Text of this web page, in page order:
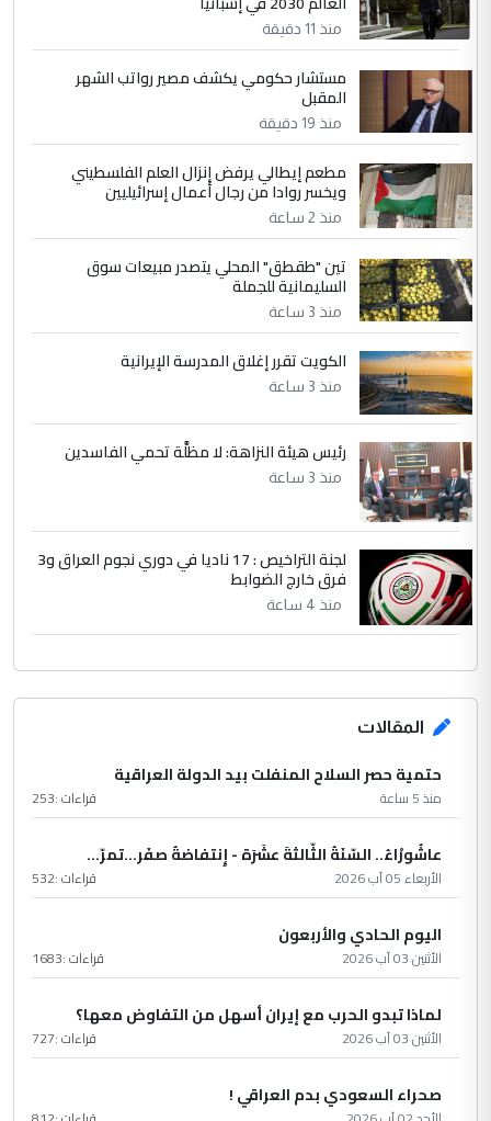
التعليق : واحد من عصابة علي ماما يسقط
جنسية الرافد الثالث للعراق ومن اصول عريقة
ابا فرات ...
الموضوع :
الجواهري يرد على صدام حسين سل
مضجعيك يابن الزنا (نص كامل)
5 حيدر عاشور
التعليق : تحياتي لك استاذ حامدتركان. كلام
دقيق ومسؤول؛ فالاستثمار الحقيقي للإنسان
وثروات البلد يعتمد على الكفاءة ...
الموضوع :
بين الإهمال واغتصاب الأرض.. بلاد
الرافدين تعاني الجفاف والتصحر!!
منذ 11 دقيقة
مستشار حكومي يكشف مصير رواتب الشهر
المقبل
منذ 19 دقيقة
مطعم إيطالي يرفض إنزال العلم الفلسطيني
ويخسر روادا من رجال أعمال إسرائيليين
منذ 2 ساعة
تين "طقطق" المحلي يتصدر مبيعات سوق
السليمانية للجملة
منذ 3 ساعة
الكويت تقرر إغلاق المدرسة الإيرانية
منذ 3 ساعة
رئيس هيئة النزاهة: لا مظلَّة تحمي الفاسدين
منذ 3 ساعة
لجنة التراخيص : 17 ناديا في دوري نجوم العراق و3
فرق خارج الضوابط
منذ 4 ساعة
المقالات
حتمية حصر السلاح المنفلت بيد الدولة العراقية
منذ 5 ساعة قراءات :253
عاشُورْاءُ.. السّنَةُ الثّالثةَ عشَرَة - إِنتفاضةُ صفَر…تمرّ...
الأربعاء 05 آب 2026 قراءات :532
اليوم الحادي والأربعون
الأثنين 03 آب 2026 قراءات :1683
لماذا تبدو الحرب مع إيران أسهل من التفاوض معها؟
الأثنين 03 آب 2026 قراءات :727
صحراء السعودي بدم العراقي !